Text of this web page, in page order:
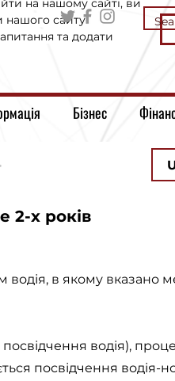
Бізнес
на нашому сайті, ви
нашого сайту
та додати
2-х років
водія, в якому вказано
водія),
посвідчення водія-